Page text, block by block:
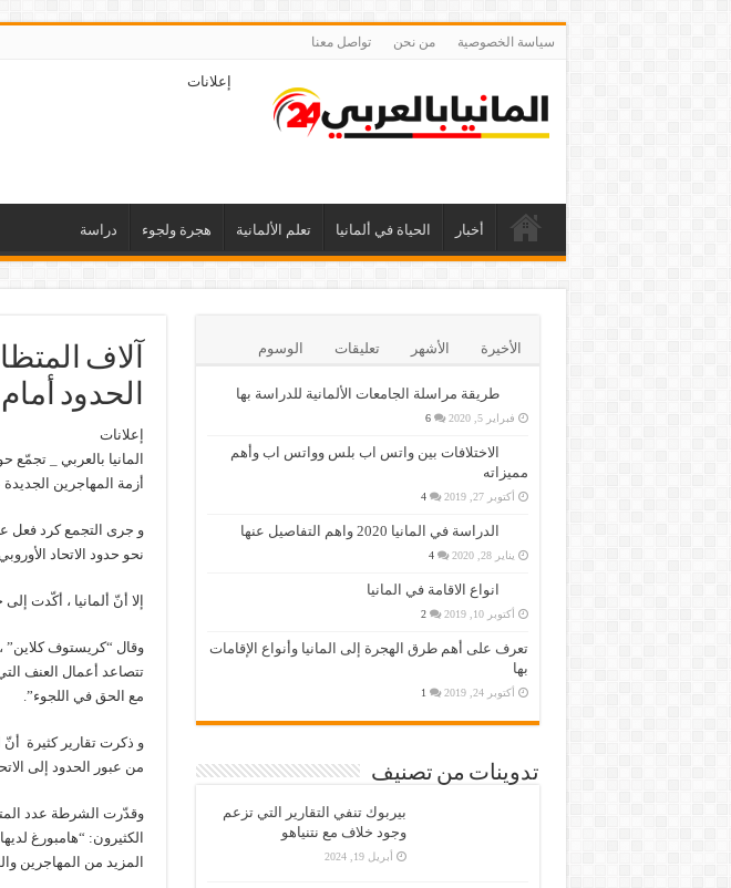
سياسة الخصوصية من نحن تواصل معنا
إعلانات
أخبار الحياة في ألمانيا تعلم الألمانية هجرة ولجوء دراسة
آلاف
الحدود أمام
إعلانات
أزمة المهاجرين الجديدة
و جرى التجمع كرد فعل
نحو حدود الاتحاد
إلا أنّ ألمانيا ، أكّدت
وقال “كريستوف كلاين”
تتصاعد أعمال العنف
مع الحق في اللجوء”.
و ذكرت تقارير كثيرة أنّ
من عبور الحدود إلى
الكثيرون: “هامبورغ
المزيد من المهاجرين
الأخيرة الأشهر تعليقات الوسوم
طريقة مراسلة الجامعات الألمانية للدراسة بها
فبراير 5, 2020 6
الاختلافات بين واتس اب بلس وواتس اب وأهم
مميزاته
أكتوبر 27, 2019 4
الدراسة في المانيا 2020 واهم التفاصيل عنها
يناير 28, 2020 4
انواع الاقامة في المانيا
أكتوبر 10, 2019 2
تعرف على أهم طرق الهجرة إلى المانيا وأنواع الإقامات
بها
أكتوبر 24, 2019 1
تدوينات من تصنيف
بيربوك تنفي التقارير التي تزعم
وجود خلاف مع نتنياهو
أبريل 19, 2024